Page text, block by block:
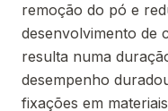
remoção do pó e
desenvolvimento de
resulta numa
desempenho
fixações em